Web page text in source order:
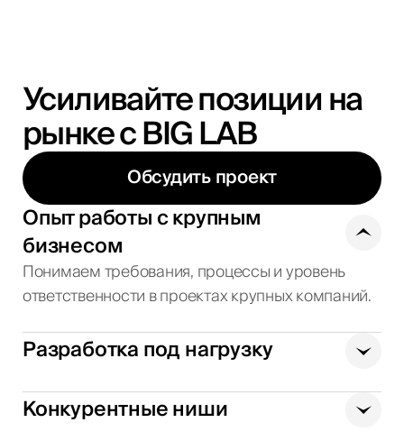
Усиливайте позиции на
рынке с BIG LAB
Обсудить проект
Опыт работы с крупным
бизнесом
Понимаем требования, процессы и уровень
ответственности в проектах крупных компаний.
Разработка под нагрузку
Конкурентные ниши